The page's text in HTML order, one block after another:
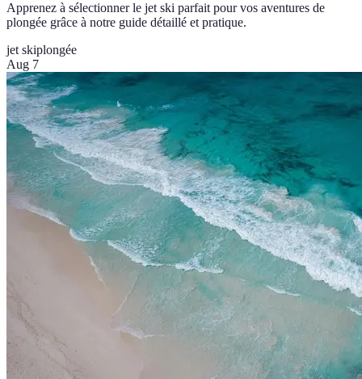
Apprenez à sélectionner le jet ski parfait pour vos aventures de
plongée grâce à notre guide détaillé et pratique.
jet skiplongée
Aug 7